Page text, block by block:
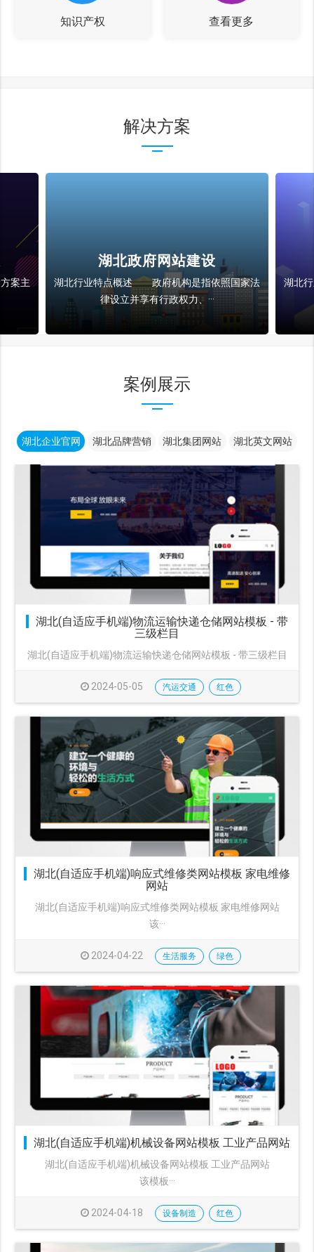
知识产权 查看更多
解决方案
家法
湖北手机网站建设
湖北行业特点概述 手机网站手机上网现在已
成为一种时尚潮流，因为···
湖北
案例展示
湖北企业官网 湖北品牌营销 湖北集团网站 湖北英文网站
湖北(自适应手机端)物流运输快递仓储网站模板 - 带
三级栏目
湖北(自适应手机端)物流运输快递仓储网站模板 - 带三级栏目
2024-05-05 汽运交通 红色
湖北(自适应手机端)响应式维修类网站模板 家电维修
网站
湖北(自适应手机端)响应式维修类网站模板 家电维修网站
该···
2024-04-22 生活服务 绿色
湖北(自适应手机端)机械设备网站模板 工业产品网站
湖北(自适应手机端)机械设备网站模板 工业产品网站
该模板···
2024-04-18 设备制造 红色